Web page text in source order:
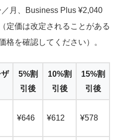
月、Business Plus ¥2,040
定価は改定されることがある
格を確認してください）。
5%割
引後
10%割
引後
15%割
引後
¥646 ¥612 ¥578